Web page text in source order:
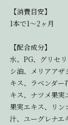
【消費目安】
1本で1～2ヶ月
【配合成分】
水、PG、グリセ
シ油、メリアア
キス、ラベンダー
キス、ナツメ果実
果実エキス、リン
汁、ユーグレナエ